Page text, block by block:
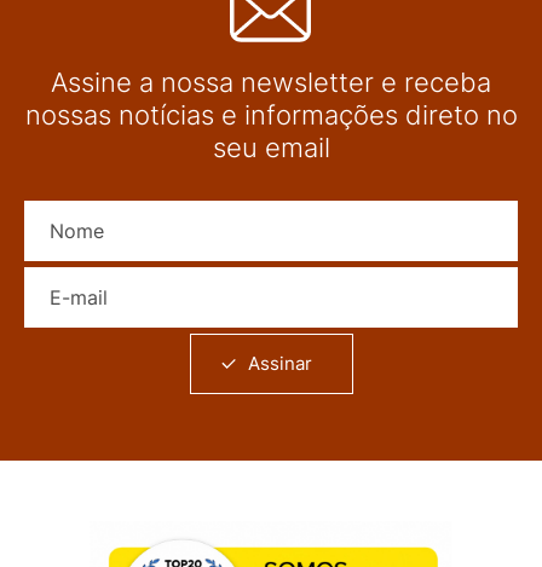
Assine a nossa newsletter e receba
nossas notícias e informações direto no
seu email
Assinar